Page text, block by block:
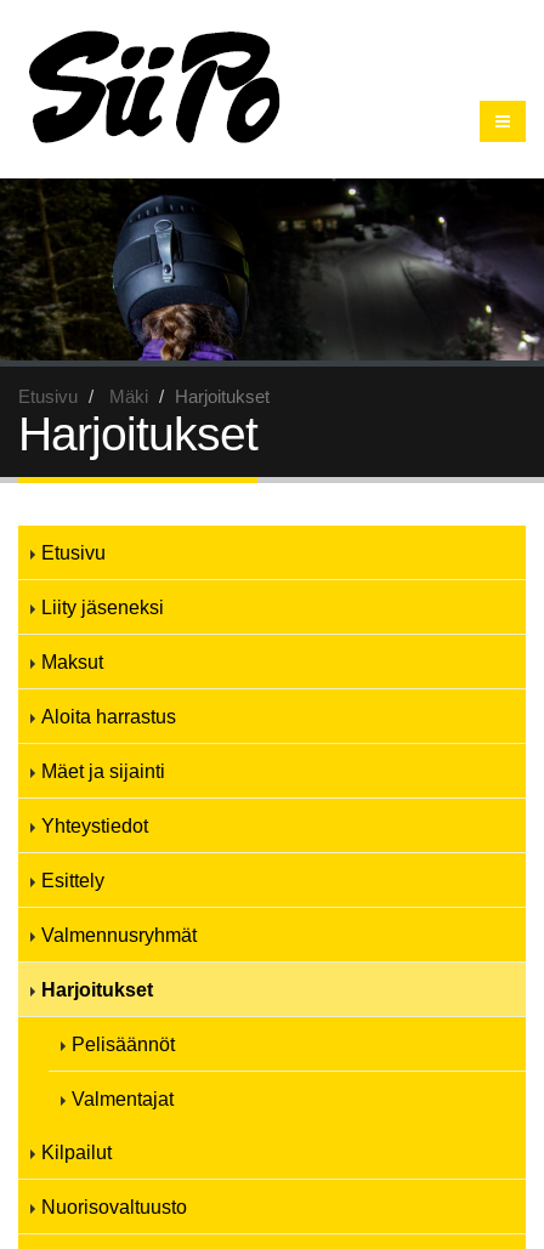
Etusivu Mäki Harjoitukset
Harjoitukset
Etusivu
Liity jäseneksi
Maksut
Aloita harrastus
Mäet ja sijainti
Yhteystiedot
Esittely
Valmennusryhmät
Harjoitukset
Pelisäännöt
Valmentajat
Kilpailut
Nuorisovaltuusto